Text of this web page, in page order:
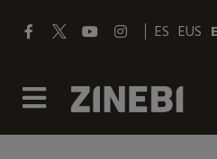
ES EUS